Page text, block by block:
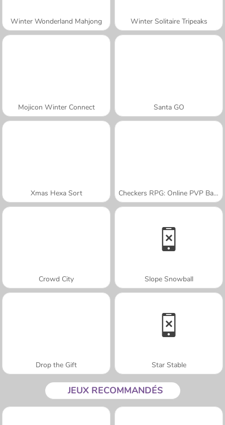
Winter Wonderland Mahjong Winter Solitaire Tripeaks
Mojicon Winter Connect Santa GO
Xmas Hexa Sort Checkers RPG: Online PVP Battle
Crowd City Slope Snowball
Drop the Gift Star Stable
JEUX RECOMMANDÉS